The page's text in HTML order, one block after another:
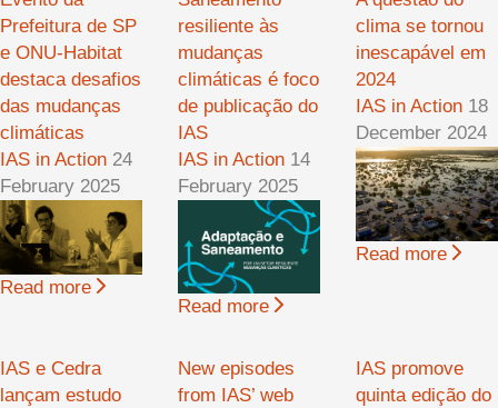
Prefeitura de SP
e ONU-Habitat
destaca desafios
das mudanças
climáticas
IAS in Action 24
February 2025
Read more
resiliente às
mudanças
climáticas é foco
de publicação do
IAS
IAS in Action 14
February 2025
Read more
clima se tornou
inescapável em
2024
IAS in Action 18
December 2024
Read more
IAS e Cedra
lançam estudo
New episodes
from IAS’ web
IAS promove
quinta edição do